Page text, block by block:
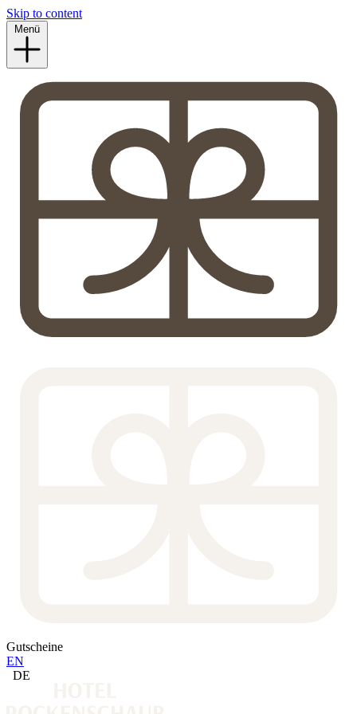
Skip to content
Menü
Gutscheine
EN
DE